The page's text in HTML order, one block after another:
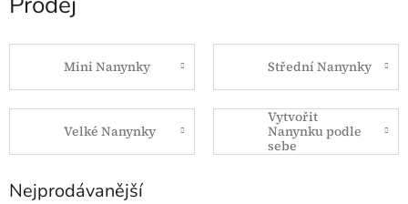
Mini Nanynky Střední Nanynky
Velké Nanynky
Vytvořit
Nanynku podle
sebe
Nejprodávanější